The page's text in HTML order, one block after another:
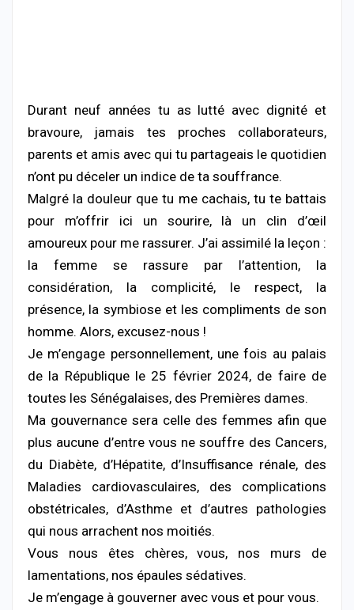
Durant neuf années tu as lutté avec dignité et
bravoure, jamais tes proches collaborateurs,
parents et amis avec qui tu partageais le quotidien
n’ont pu déceler un indice de ta souffrance.
Malgré la douleur que tu me cachais, tu te battais
pour m’offrir ici un sourire, là un clin d’œil
amoureux pour me rassurer. J’ai assimilé la leçon :
la femme se rassure par l’attention, la
considération, la complicité, le respect, la
présence, la symbiose et les compliments de son
homme. Alors, excusez-nous !
Je m’engage personnellement, une fois au palais
de la République le 25 février 2024, de faire de
toutes les Sénégalaises, des Premières dames.
Ma gouvernance sera celle des femmes afin que
plus aucune d’entre vous ne souffre des Cancers,
du Diabète, d’Hépatite, d’Insuffisance rénale, des
Maladies cardiovasculaires, des complications
obstétricales, d’Asthme et d’autres pathologies
qui nous arrachent nos moitiés.
Vous nous êtes chères, vous, nos murs de
lamentations, nos épaules sédatives.
Je m’engage à gouverner avec vous et pour vous.